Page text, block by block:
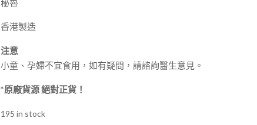
秘魯
香港製造
注意
小童、孕婦不宜食用，如有疑問，請諮詢醫生意見。
*原廠貨源 絕對正貨！
195 in stock